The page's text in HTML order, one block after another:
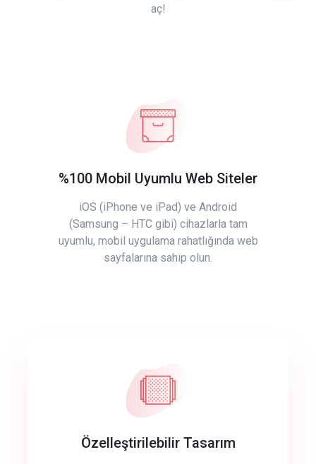
aç!
%100 Mobil Uyumlu Web Siteler
iOS (iPhone ve iPad) ve Android
(Samsung – HTC gibi) cihazlarla tam
uyumlu, mobil uygulama rahatlığında web
sayfalarına sahip olun.
Özelleştirilebilir Tasarım